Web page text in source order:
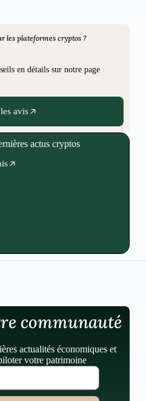
les plateformes cryptos ?
en détails sur notre page
avis
actus cryptos
communauté
actualités économiques et
votre patrimoine